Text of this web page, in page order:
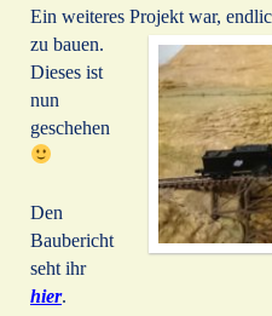
Ein weiteres Projekt war,
zu bauen.
Dieses ist
nun
geschehen
Den
Baubericht
seht ihr
hier.